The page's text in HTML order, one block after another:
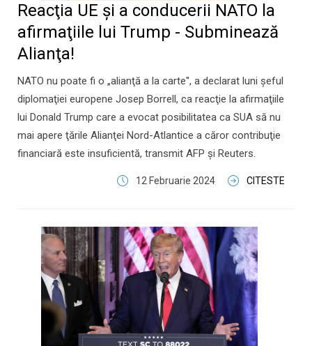
Reacţia UE şi a conducerii NATO la
afirmaţiile lui Trump - Subminează
Alianţa!
NATO nu poate fi o „alianţă a la carte'', a declarat luni şeful
diplomaţiei europene Josep Borrell, ca reacţie la afirmaţiile
lui Donald Trump care a evocat posibilitatea ca SUA să nu
mai apere ţările Alianţei Nord-Atlantice a căror contribuţie
financiară este insuficientă, transmit AFP şi Reuters.
12 Februarie 2024 CITESTE